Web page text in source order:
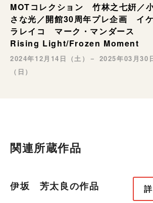
MOTコレクション 竹林之七姸／
さな光／開館30周年プレ企画 イ
ラレイコ マーク・マンダース
Rising Light/Frozen Moment
2024年12月14日（土）－ 2025年03月30
（日）
関連所蔵作品
伊坂 芳太良の作品